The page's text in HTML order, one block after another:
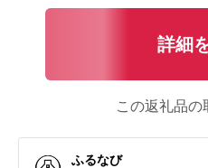
詳細
この返礼品の
ふるなび